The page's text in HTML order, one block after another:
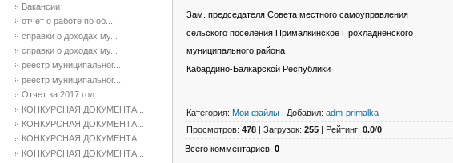
Вакансии
отчет о работе по об...
справки о доходах му...
справки о доходах му...
реестр муниципальног...
реестр муниципальног...
Отчет за 2017 год
КОНКУРСНАЯ ДОКУМЕНТА...
КОНКУРСНАЯ ДОКУМЕНТА...
КОНКУРСНАЯ ДОКУМЕНТА...
КОНКУРСНАЯ ДОКУМЕНТА...
Зам. председателя Совета местного самоуправления
сельского поселения Прималкинское Прохладненского
муниципального района
Кабардино-Балкарской
Категория: Мои файлы | Добавил: adm-primalka
Просмотров: 478 | Загрузок: 255 | Рейтинг: 0.0/0
Всего комментариев: 0